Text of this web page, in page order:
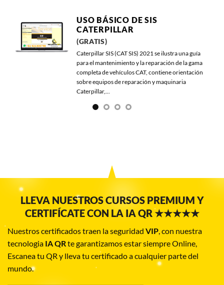
USO BÁSICO DE SIS
CATERPILLAR
(GRATIS)
Caterpillar SIS (CAT SIS) 2021 se ilustra una guía
para el mantenimiento y la reparación de la gama
completa de vehículos CAT, contiene orientación
sobre equipos de reparación y maquinaria
Caterpillar,...
LLEVA NUESTROS CURSOS PREMIUM Y
CERTIFÍCATE CON LA IA QR ★★★★★
Nuestros certificados traen la seguridad VIP, con nuestra
tecnologia IA QRte garantizamos estar siempre Online,
Escanea tu QR y lleva tu certificado a cualquier parte del
mundo.